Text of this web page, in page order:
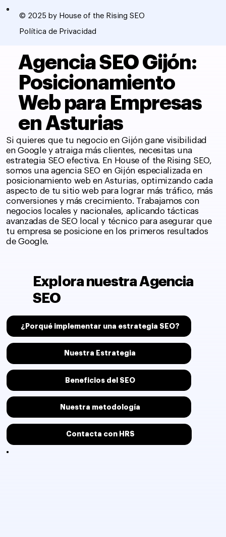
Agencia SEO Gijón:
Posicionamiento
Web para Empresas
en Asturias
Si quieres que tu negocio en Gijón gane visibilidad
en Google y atraiga más clientes, necesitas una
estrategia SEO efectiva. En House of the Rising SEO,
somos una agencia SEO en Gijón especializada en
posicionamiento web en Asturias, optimizando cada
aspecto de tu sitio web para lograr más tráfico, más
conversiones y más crecimiento. Trabajamos con
negocios locales y nacionales, aplicando tácticas
avanzadas de SEO local y técnico para asegurar que
tu empresa se posicione en los primeros resultados
de Google.
Explora nuestra Agencia
SEO
¿Porqué implementar una estrategia SEO?
Nuestra Estrategia
Beneficios del SEO
Nuestra metodología
Contacta con HRS
© 2025 by House of the Rising SEO
Política de Privacidad